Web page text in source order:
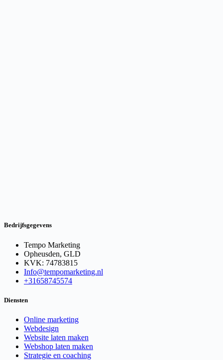
Bedrijfsgegevens
Tempo Marketing
Opheusden, GLD
KVK: 74783815
Info@tempomarketing.nl
+31658745574
Diensten
Online marketing
Webdesign
Website laten maken
Webshop laten maken
Strategie en coaching